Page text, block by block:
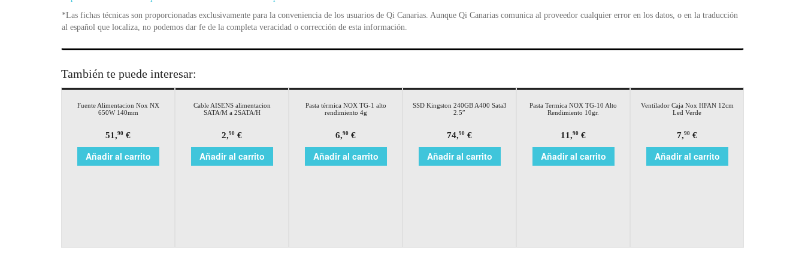
*Las fichas técnicas son proporcionadas exclusivamente para la conveniencia de los usuarios de Qi Canarias. Aunque Qi Canarias comunica al proveedor cualquier error en los datos, o en la traducción
al español que localiza, no podemos dar fe de la completa veracidad o corrección de esta información.
También te puede interesar:
Fuente Alimentacion Nox NX
650W 140mm
51,90 €
Añadir al carrito
Cable AISENS alimentacion
SATA/M a 2SATA/H
2,90 €
Añadir al carrito
Pasta térmica NOX TG-1 alto
rendimiento 4g
6,90 €
Añadir al carrito
SSD Kingston 240GB A400 Sata3
2.5″
74,90 €
Añadir al carrito
Pasta Termica NOX TG-10 Alto
Rendimiento 10gr.
11,90 €
Añadir al carrito
Ventilador Caja Nox HFAN 12cm
Led Verde
7,90 €
Añadir al carrito